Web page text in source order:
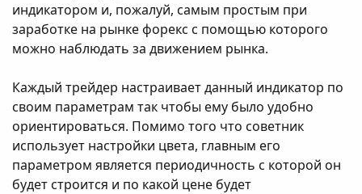
индикатором и, пожалуй, самым простым при
заработке на рынке форекс с помощью которого
можно наблюдать за движением рынка.
Каждый трейдер настраивает данный индикатор по
своим параметрам так чтобы ему было удобно
ориентироваться. Помимо того что советник
использует настройки цвета, главным его
параметром является периодичность с которой он
будет строится и по какой цене будет